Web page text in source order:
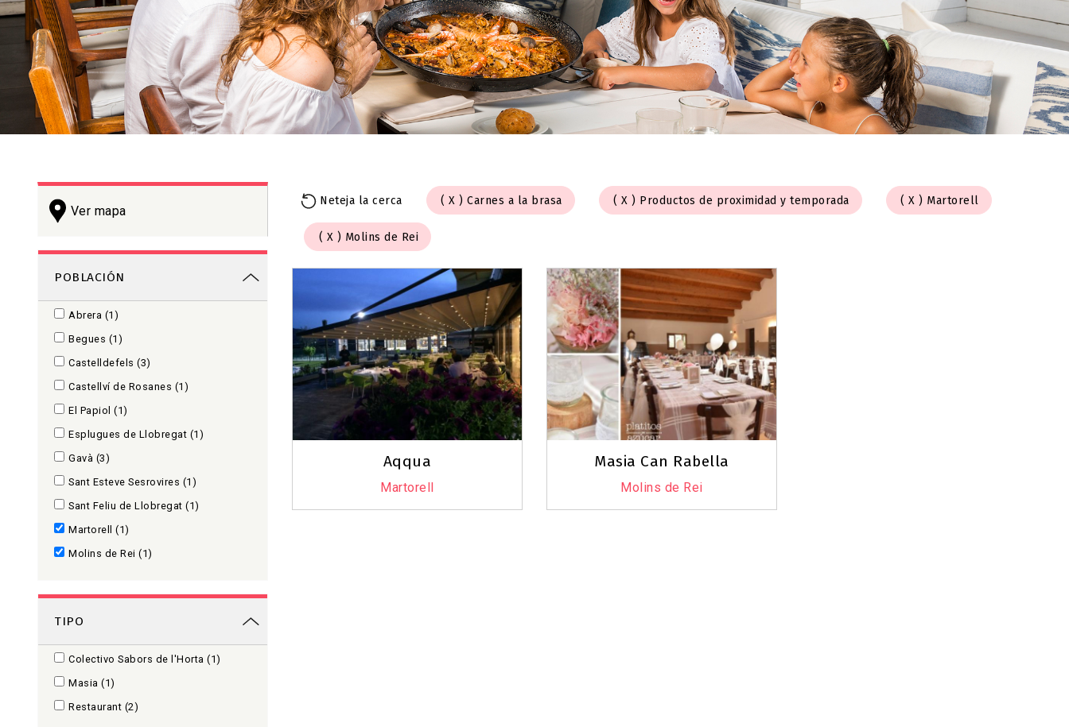
Neteja la cerca Carnes a la brasa Productos de proximidad y temporada Martorell
Molins de Rei
−
Aqqua
Martorell
Masia Can Rabella
Molins de Rei
Ver mapa
POBLACIÓN
Abrera (1)
Begues (1)
Castelldefels (3)
Castellví de Rosanes (1)
El Papiol (1)
Esplugues de Llobregat (1)
Gavà (3)
Sant Esteve Sesrovires (1)
Sant Feliu de Llobregat (1)
Martorell
(1)
Molins de Rei (1)
TIPO
Colectivo Sabors de l'Horta (1)
Masia (1)
Restaurant (2)